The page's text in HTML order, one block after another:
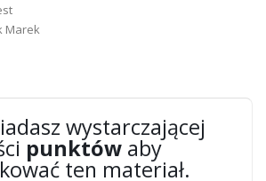
Marek
wystarczającej
punktówaby
ten materiał.